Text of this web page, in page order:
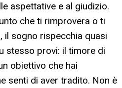
aspettative e al giudizio.
che ti rimprovera o ti
il sogno rispecchia quasi
stesso provi: il timore di
obiettivo che hai
senti di aver tradito. Non è